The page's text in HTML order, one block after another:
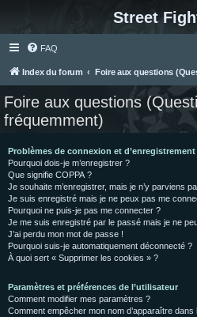
Street
FAQ
Index du forum Foire aux questions
Foire aux questions
fréquemment)
Problèmes de connexion et d’enregistrement
Pourquoi dois-je m’enregistrer ?
Que signifie COPPA ?
Je souhaite m’enregistrer, mais je n’y parviens
Je suis enregistré mais je ne peux pas me
Pourquoi ne puis-je pas me connecter ?
Je me suis enregistré par le passé mais je ne
J’ai perdu mon mot de passe !
Pourquoi suis-je automatiquement déconnecté ?
À quoi sert « Supprimer les cookies » ?
Paramètres et préférences de l’utilisateur
Comment modifier mes paramètres ?
Comment empêcher mon nom d’apparaître